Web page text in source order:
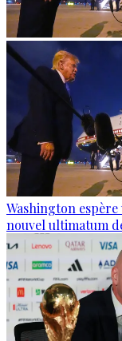
Washington
nouvel ultimatum